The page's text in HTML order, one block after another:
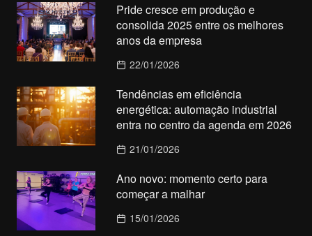
Pride cresce em produção e
consolida 2025 entre os melhores
anos da empresa
22/01/2026
Tendências em eficiência
energética: automação industrial
entra no centro da agenda em 2026
21/01/2026
Ano novo: momento certo para
começar a malhar
15/01/2026